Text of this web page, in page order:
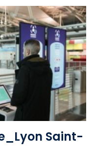
Saint-